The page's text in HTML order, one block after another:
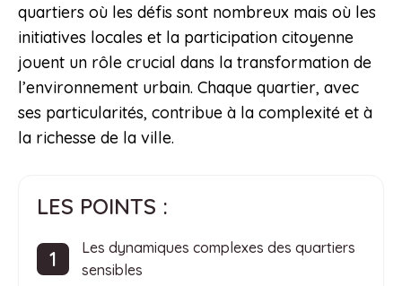
quartiers où les défis sont nombreux mais où les
initiatives locales et la participation citoyenne
jouent un rôle crucial dans la transformation de
l’environnement urbain. Chaque quartier, avec
ses particularités, contribue à la complexité et à
la richesse de la ville.
LES POINTS :
Les dynamiques complexes des quartiers
sensibles